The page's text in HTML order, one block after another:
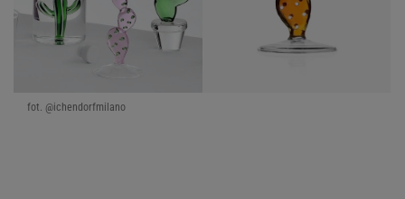
fot. @ichendorfmilano